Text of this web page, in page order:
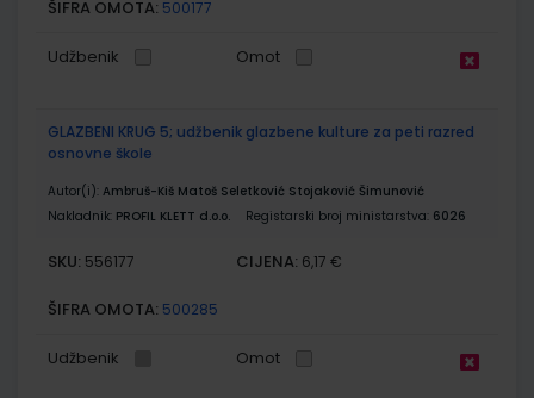
ŠIFRA OMOTA: 500177
Udžbenik Omot
GLAZBENI KRUG 5; udžbenik glazbene kulture za peti razred
osnovne škole
Autor(i): Ambruš-Kiš Matoš Seletković Stojaković Šimunović
Nakladnik: PROFIL KLETT d.o.o. Registarski broj ministarstva: 6026
SKU: 556177 CIJENA: 6,17 €
ŠIFRA OMOTA: 500285
Udžbenik Omot